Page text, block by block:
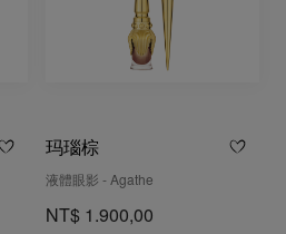
玛瑙棕
液體眼影 - Agathe
NT$ 1.900,00